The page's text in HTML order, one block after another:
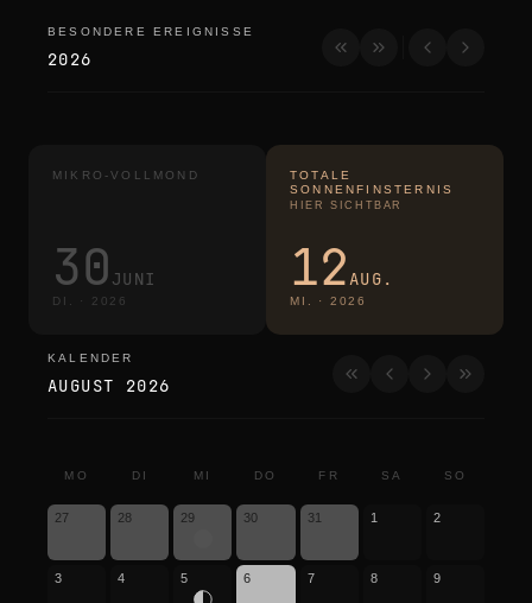
besondere ereignisse
BESONDERE EREIGNISSE
2026
MIKRO-VOLLMOND
30 JUNI
DI. · 2026
TOTALE
SONNENFINSTERNIS
HIER SICHTBAR
12AUG.
MI. · 2026
kalender
KALENDER
AUGUST 2026
MO DI MI DO FR SA SO
27 28 29 30 31 1 2
3 4 5 6 7 8 9